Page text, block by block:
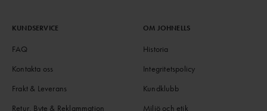
KUNDSERVICE
FAQ
Kontakta oss
Frakt & Leverans
Retur, Byte & Reklammation
OM JOHNELLS
Historia
Integritetspolicy
Kundklubb
Miljö och etik